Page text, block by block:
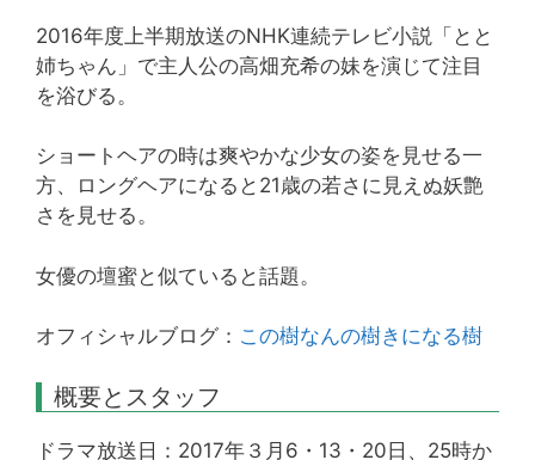
2016年度上半期放送のNHK連続テレビ小説「とと
姉ちゃん」で主人公の高畑充希の妹を演じて注目
を浴びる。
ショートヘアの時は爽やかな少女の姿を見せる一
方、ロングヘアになると21歳の若さに見えぬ妖艶
さを見せる。
女優の壇蜜と似ていると話題。
オフィシャルブログ： この樹なんの樹きになる樹
概要とスタッフ
ドラマ放送日：2017年３月6・13・20日、25時か